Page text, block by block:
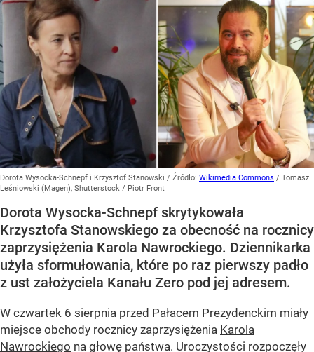
Dorota Wysocka-Schnepf i Krzysztof Stanowski / Źródło: Wikimedia Commons / Tomasz
Leśniowski (Magen), Shutterstock / Piotr Front
Dorota Wysocka-Schnepf skrytykowała
Krzysztofa Stanowskiego za obecność na rocznicy
zaprzysiężenia Karola Nawrockiego. Dziennikarka
użyła sformułowania, które po raz pierwszy padło
z ust założyciela Kanału Zero pod jej adresem.
W czwartek 6 sierpnia przed Pałacem Prezydenckim miały
miejsce obchody rocznicy zaprzysiężenia Karola
Nawrockiego na głowę państwa. Uroczystości rozpoczęły